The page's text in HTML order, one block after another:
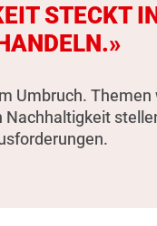
STECKT
Umbruch. Themen
Nachhaltigkeit